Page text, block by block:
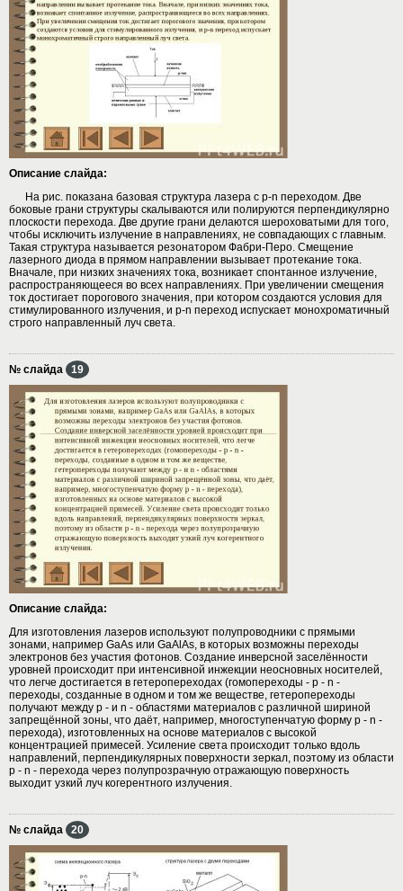
Описание слайда:
На рис. показана базовая структура лазера с p-n переходом. Две
боковые грани структуры скалываются или полируются перпендикулярно
плоскости перехода. Две другие грани делаются шероховатыми для того,
чтобы исключить излучение в направлениях, не совпадающих с главным.
Такая структура называется резонатором Фабри-Перо. Смещение
лазерного диода в прямом направлении вызывает протекание тока.
Вначале, при низких значениях тока, возникает спонтанное излучение,
распространяющееся во всех направлениях. При увеличении смещения
ток достигает порогового значения, при котором создаются условия для
стимулированного излучения, и р-n переход испускает монохроматичный
строго направленный луч света.
№ слайда 19
Описание слайда:
Для изготовления лазеров используют полупроводники с прямыми
зонами, например GaAs или GaAlAs, в которых возможны переходы
электронов без участия фотонов. Создание инверсной заселённости
уровней происходит при интенсивной инжекции неосновных носителей,
что легче достигается в гетеропереходах (гомопереходы - p - n -
переходы, созданные в одном и том же веществе, гетеропереходы
получают между p - и n - областями материалов с различной шириной
запрещённой зоны, что даёт, например, многоступенчатую форму p - n -
перехода), изготовленных на основе материалов с высокой
концентрацией примесей. Усиление света происходит только вдоль
направлений, перпендикулярных поверхности зеркал, поэтому из области
p - n - перехода через полупрозрачную отражающую поверхность
выходит узкий луч когерентного излучения.
№ слайда 20